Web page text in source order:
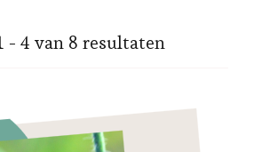
- 4 van 8 resultaten